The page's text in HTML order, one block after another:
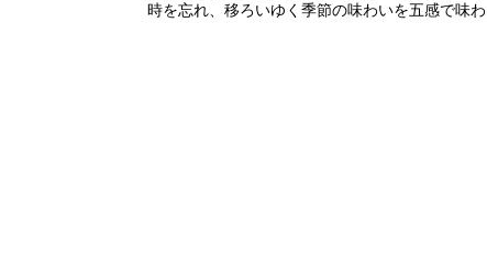
時を忘れ、移ろいゆく季節の味わいを五感で味